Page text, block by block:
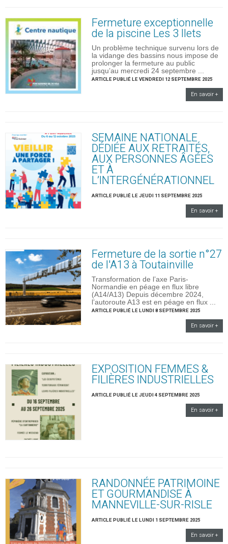
Fermeture exceptionnelle
de la piscine Les 3 Ilets
Un problème technique survenu lors de
la vidange des bassins nous impose de
prolonger la fermeture au public
jusqu’au mercredi 24 septembre ...
ARTICLE PUBLIÉ LE VENDREDI 12 SEPTEMBRE 2025
En savoir +
SEMAINE NATIONALE
DÉDIÉE AUX RETRAITÉS,
AUX PERSONNES ÂGÉES
ET À
L’INTERGÉNÉRATIONNEL
ARTICLE PUBLIÉ LE JEUDI 11 SEPTEMBRE 2025
En savoir +
Fermeture de la sortie n°27
de l'A13 à Toutainville
Transformation de l’axe Paris-
Normandie en péage en flux libre
(A14/A13) Depuis décembre 2024,
l’autoroute A13 est en péage en flux ...
ARTICLE PUBLIÉ LE LUNDI 8 SEPTEMBRE 2025
En savoir +
EXPOSITION FEMMES &
FILIÈRES INDUSTRIELLES
ARTICLE PUBLIÉ LE JEUDI 4 SEPTEMBRE 2025
En savoir +
RANDONNÉE PATRIMOINE
ET GOURMANDISE À
MANNEVILLE-SUR-RISLE
ARTICLE PUBLIÉ LE LUNDI 1 SEPTEMBRE 2025
En savoir +